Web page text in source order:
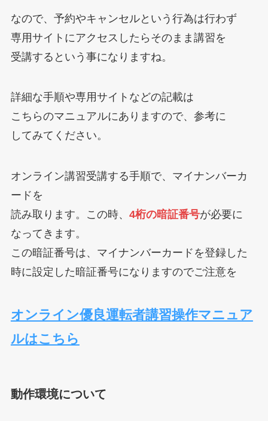
なので、予約やキャンセルという行為は行わず
専用サイトにアクセスしたらそのまま講習を
受講するという事になりますね。
詳細な手順や専用サイトなどの記載は
こちらのマニュアルにありますので、参考に
してみてください。
オンライン講習受講する手順で、マイナンバーカ
ードを
読み取ります。この時、 4桁の暗証番号が必要に
なってきます。
この暗証番号は、マイナンバーカードを登録した
時に設定した暗証番号になりますのでご注意を
オンライン優良運転者講習操作マニュア
ルはこちら
動作環境について